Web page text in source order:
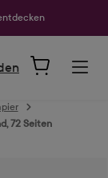
72 Seiten